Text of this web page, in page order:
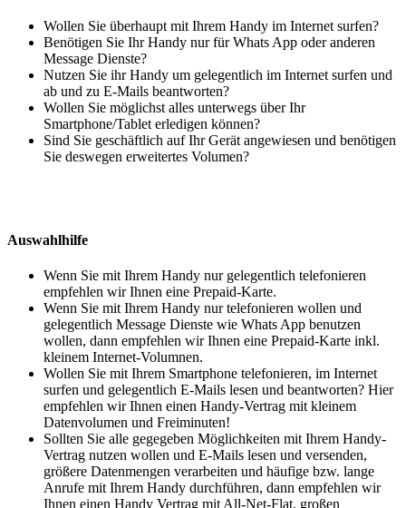
Wollen Sie überhaupt mit Ihrem Handy im Internet surfen?
Benötigen Sie Ihr Handy nur für Whats App oder anderen
Message Dienste?
Nutzen Sie ihr Handy um gelegentlich im Internet surfen und
ab und zu E-Mails beantworten?
Wollen Sie möglichst alles unterwegs über Ihr
Smartphone/Tablet erledigen können?
Sind Sie geschäftlich auf Ihr Gerät angewiesen und benötigen
Sie deswegen erweitertes Volumen?
Auswahlhilfe
Wenn Sie mit Ihrem Handy nur gelegentlich telefonieren
empfehlen wir Ihnen eine Prepaid-Karte.
Wenn Sie mit Ihrem Handy nur telefonieren wollen und
gelegentlich Message Dienste wie Whats App benutzen
wollen, dann empfehlen wir Ihnen eine Prepaid-Karte inkl.
kleinem Internet-Volumnen.
Wollen Sie mit Ihrem Smartphone telefonieren, im Internet
surfen und gelegentlich E-Mails lesen und beantworten? Hier
empfehlen wir Ihnen einen Handy-Vertrag mit kleinem
Datenvolumen und Freiminuten!
Sollten Sie alle gegegeben Möglichkeiten mit Ihrem Handy-
Vertrag nutzen wollen und E-Mails lesen und versenden,
größere Datenmengen verarbeiten und häufige bzw. lange
Anrufe mit Ihrem Handy durchführen, dann empfehlen wir
Ihnen einen Handy Vertrag mit All-Net-Flat, großen